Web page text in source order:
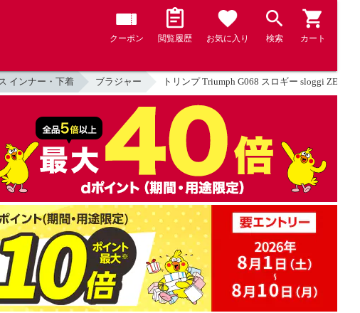
クーポン 閲覧履歴 お気に入り 検索 カート
インナー・下着 ブラジャー トリンプ Triumph G068 スロギー sloggi